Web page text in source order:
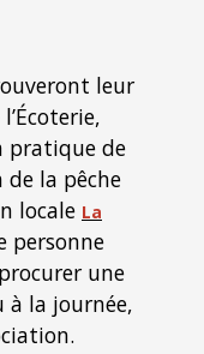
leur
pratique de
la pêche
locale La
personne
une
à la journée,